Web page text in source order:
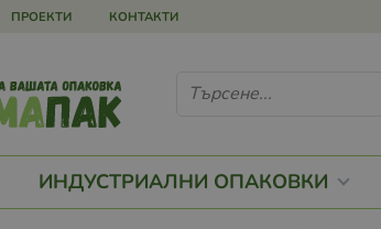
ПРОЕКТИ КОНТАКТИ
ИНДУСТРИАЛНИ ОПАКОВКИ